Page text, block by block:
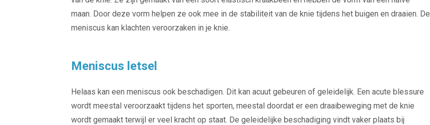
maan. Door deze vorm helpen ze ook mee in de stabiliteit van de knie tijdens het buigen en draaien. De
meniscus kan klachten veroorzaken in je knie.
Meniscus letsel
Helaas kan een meniscus ook beschadigen. Dit kan acuut gebeuren of geleidelijk. Een acute blessure
wordt meestal veroorzaakt tijdens het sporten, meestal doordat er een draaibeweging met de knie
wordt gemaakt terwijl er veel kracht op staat. De geleidelijke beschadiging vindt vaker plaats bij